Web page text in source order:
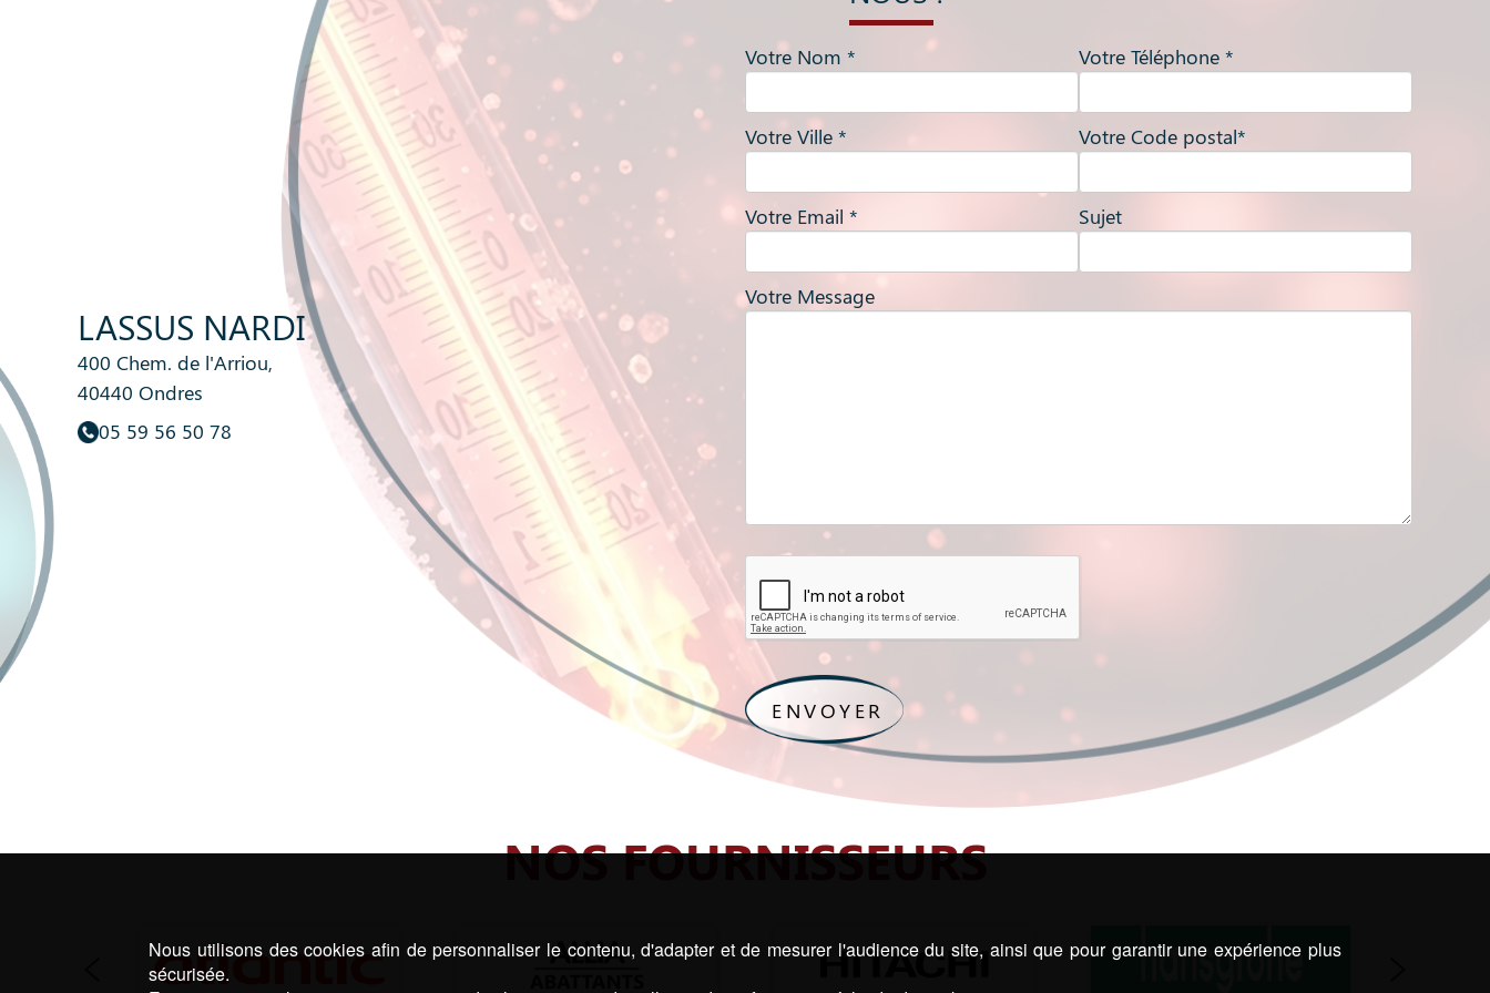
Votre Nom *
Votre Ville *
Votre Email *
Votre Téléphone *
Votre Code postal*
Sujet
Votre Message
LASSUS NARDI
400 Chem. de l'Arriou,
40440 Ondres
05 59 56 50 78
NOS FOURNISSEURS
Nous utilisons des cookies afin de personnaliser le contenu, d'adapter et de mesurer l'audience du site, ainsi que pour garantir une expérience plus
sécurisée.